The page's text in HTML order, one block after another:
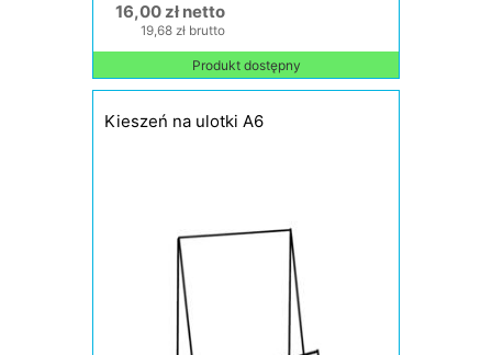
16,00 zł netto
19,68 zł brutto
Produkt dostępny
Kieszeń na ulotki A6